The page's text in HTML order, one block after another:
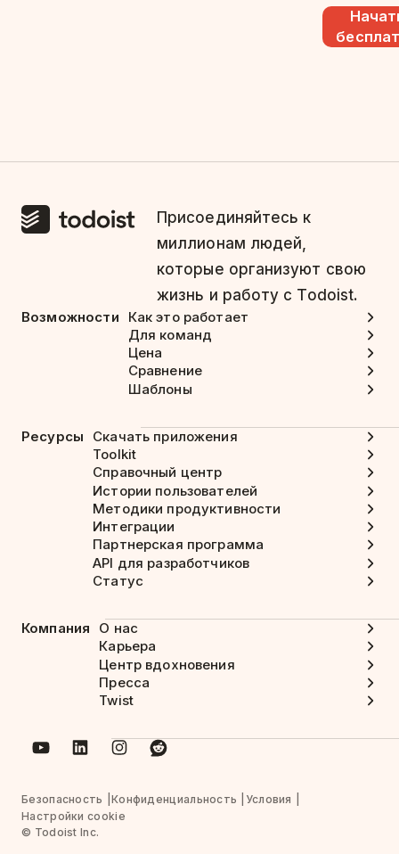
Присоединяйтесь к
миллионам людей,
которые организуют свою
жизнь и работу с Todoist.
Возможности
Как это работает
Для команд
Цена
Сравнение
Шаблоны
Ресурсы
Скачать приложения
Toolkit
Справочный центр
Истории пользователей
Методики продуктивности
Интеграции
Партнерская программа
API для разработчиков
Статус
Компания
О нас
Карьера
Центр вдохновения
Пресса
Twist
Безопасность Конфиденциальность
Условия
Настройки cookie
© Todoist Inc.